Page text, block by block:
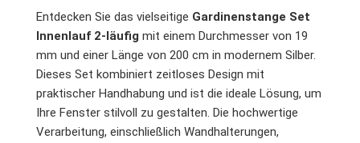
Entdecken Sie das vielseitige Gardinenstange Set
Innenlauf 2-läufig mit einem Durchmesser von 19
mm und einer Länge von 200 cm in modernem Silber.
Dieses Set kombiniert zeitloses Design mit
praktischer Handhabung und ist die ideale Lösung, um
Ihre Fenster stilvoll zu gestalten. Die hochwertige
Verarbeitung, einschließlich Wandhalterungen,